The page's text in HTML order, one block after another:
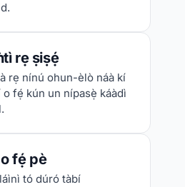
rẹ ṣiṣẹ́
rẹ nínú ohun-èlò náà kí
fẹ́ kún un nípasẹ̀ káàdì
fẹ́ pè
tó dúró tàbí